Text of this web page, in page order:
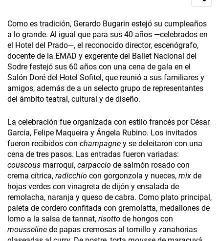
Como es tradición, Gerardo Bugarin estejó su cumpleaños
a lo grande. Al igual que para sus 40 años —celebrados en
el Hotel del Prado—, el reconocido director, escenógrafo,
docente de la EMAD y exgerente del Ballet Nacional del
Sodre festejó sus 60 años con una cena de gala en el
Salón Doré del Hotel Sofitel, que reunió a sus familiares y
amigos, además de a un selecto grupo de representantes
del ámbito teatral, cultural y de diseño.
La celebración fue organizada con estilo francés por César
García, Felipe Maqueira y Ángela Rubino. Los invitados
fueron recibidos con champagne y se deleitaron con una
cena de tres pasos. Las entradas fueron variadas:
couscous marroquí, carpaccio de salmón rosado con
crema cítrica, radicchio con gorgonzola y nueces, mix de
hojas verdes con vinagreta de dijón y ensalada de
remolacha, naranja y queso de cabra. Como plato principal,
paleta de cordero confitada con gremolatta, medallones de
lomo a la salsa de tannat, risotto de hongos con
mousseline de papas cremosas al tomillo y zanahorias